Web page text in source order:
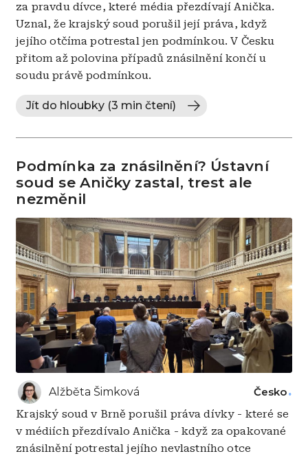
za pravdu dívce, které média přezdívají Anička.
Uznal, že krajský soud porušil její práva, když
jejího otčíma potrestal jen podmínkou. V Česku
přitom až polovina případů znásilnění končí u
soudu právě podmínkou.
Jít do hloubky (3 min čtení)
Podmínka za znásilnění? Ústavní
soud se Aničky zastal, trest ale
nezměnil
Alžběta Šimková Česko
Krajský soud v Brně porušil práva dívky - které se
v médiích přezdívalo Anička - když za opakované
znásilnění potrestal jejího nevlastního otce